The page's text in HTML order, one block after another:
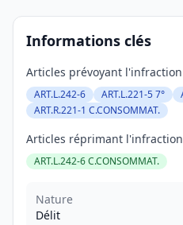
Informations clés
Articles prévoyant l'infraction
ART.L.242-6 ART.L.221-5 7°
ART.R.221-1 C.CONSOMMAT.
Articles réprimant l'infraction
ART.L.242-6 C.CONSOMMAT.
Nature
Délit